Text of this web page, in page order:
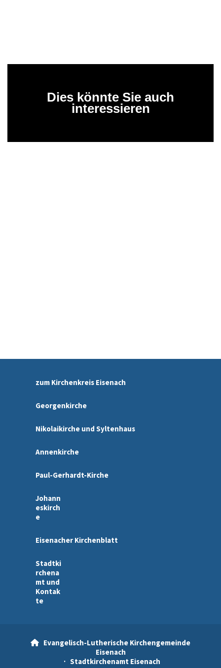
Dies könnte Sie auch
interessieren
zum Kirchenkreis Eisenach
Georgenkirche
Nikolaikirche und Syltenhaus
Annenkirche
Paul-Gerhardt-Kirche
Johann
eskirch
e
Eisenacher Kirchenblatt
Stadtki
rchena
mt und
Kontak
te

Evangelisch-Lutherische Kirchengemeinde
Eisenach
· Stadtkirchenamt Eisenach